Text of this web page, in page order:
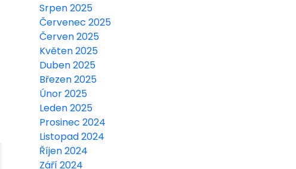
Srpen 2025
Červenec 2025
Červen 2025
Květen 2025
Duben 2025
Březen 2025
Únor 2025
Leden 2025
Prosinec 2024
Listopad 2024
Říjen 2024
Září 2024